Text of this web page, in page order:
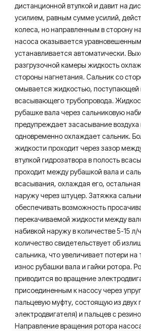
дистанционной втулкой и давит на
усилием, равным сумме усилий,
колеса, но направленным в сторону
насоса оказывается
устанавливается автоматически.
разгрузочной камеры жидкость
стороны нагнетания. Сальник со
омывается жидкостью, поступающей
всасывающего трубопровода.
рубашке вала через сальниковую
предупреждает засасывание воздуха
одновременно охлаждает сальник.
жидкости проходит через зазор
втулкой гидрозатвора в полость
проходит между рубашкой вала и
всасывания, охлаждая его,
наружу через штуцер. Затяжка
обеспечивать возможность
перекачиваемой жидкости между
набивкой наружу в количестве 5-15
количество свидетельствует об
сальника, что увеличивает потери на
износ рубашки вала и гайки ротора.
приводится во вращение
присоединенным к насосу через
пальцевую муфту, состоящую из двух
электродвигателя) и пальцев с
Направление вращения ротора